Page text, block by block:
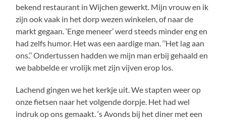
bekend restaurant in Wijchen gewerkt. Mijn vrouw en ik
zijn ook vaak in het dorp wezen winkelen, of naar de
markt gegaan. ‘Enge meneer’ werd steeds minder eng en
had zelfs humor. Het was een aardige man. ‘’Het lag aan
ons.’’ Ondertussen hadden we mijn man erbij gehaald en
we babbelde er vrolijk met zijn vijven erop los.
Lachend gingen we het kerkje uit. We stapten weer op
onze fietsen naar het volgende dorpje. Het had wel
indruk op ons gemaakt. ‘s Avonds bij het diner met een